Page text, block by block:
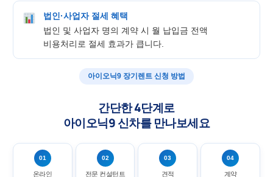
법인·사업자 절세 혜택
법인 및 사업자 명의 계약 시 월 납입금 전액
비용처리로 절세 효과가 큽니다.
아이오닉9 장기렌트 신청 방법
간단한 4단계로
아이오닉9 신차를 만나보세요
01
온라인
02
전문 컨설턴트
03
견적
04
계약